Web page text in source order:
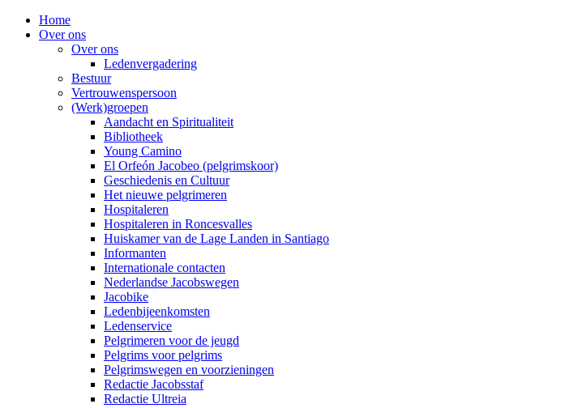
Home
Over ons
Over ons
Ledenvergadering
Bestuur
Vertrouwenspersoon
(Werk)groepen
Aandacht en Spiritualiteit
Bibliotheek
Young Camino
El Orfeón Jacobeo (pelgrimskoor)
Geschiedenis en Cultuur
Het nieuwe pelgrimeren
Hospitaleren
Hospitaleren in Roncesvalles
Huiskamer van de Lage Landen in Santiago
Informanten
Internationale contacten
Nederlandse Jacobswegen
Jacobike
Ledenbijeenkomsten
Ledenservice
Pelgrimeren voor de jeugd
Pelgrims voor pelgrims
Pelgrimswegen en voorzieningen
Redactie Jacobsstaf
Redactie Ultreia